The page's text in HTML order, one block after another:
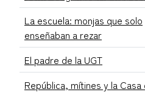
La escuela: monjas que solo
enseñaban a rezar
El padre de la UGT
República, mítines y la Casa